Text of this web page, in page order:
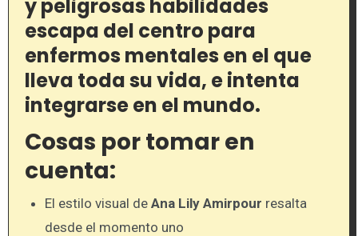
y peligrosas habilidades
escapa del centro para
enfermos mentales en el que
lleva toda su vida, e intenta
integrarse en el mundo.
Cosas por tomar en
cuenta:
El estilo visual deAna Lily Amirpour resalta
desde el momento uno